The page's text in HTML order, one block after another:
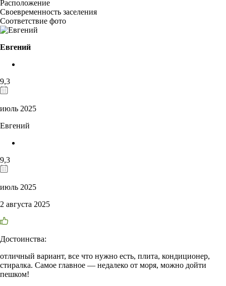
Расположение
Своевременность заселения
Соответствие фото
Евгений
9,3
июль 2025
Евгений
9,3
июль 2025
2 августа 2025
Достоинства:
отличный вариант, все что нужно есть, плита, кондиционер,
стиралка. Самое главное — недалеко от моря, можно дойти
пешком!